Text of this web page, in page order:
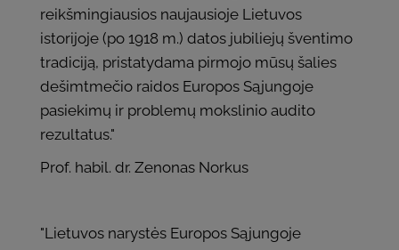
reikšmingiausios naujausioje Lietuvos
istorijoje (po 1918 m.) datos jubiliejų šventimo
tradiciją, pristatydama pirmojo mūsų šalies
dešimtmečio raidos Europos Sąjungoje
pasiekimų ir problemų mokslinio audito
rezultatus."
Prof. habil. dr. Zenonas Norkus
"Lietuvos narystės Europos Sąjungoje